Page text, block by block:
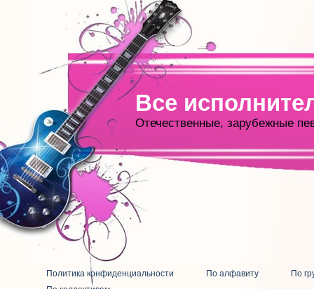
Все
Отечественные, зарубежные
Политика конфиденциальности По алфавиту
По